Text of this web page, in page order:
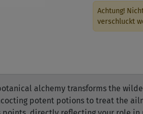
Achtung!
verschluckt
alchemy transforms the
potent potions to treat the